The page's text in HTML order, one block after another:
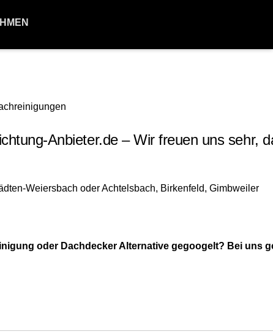
Anbieter.de – Wir freuen uns sehr,
oder Dachdecker Alternative gegoogelt? Bei uns